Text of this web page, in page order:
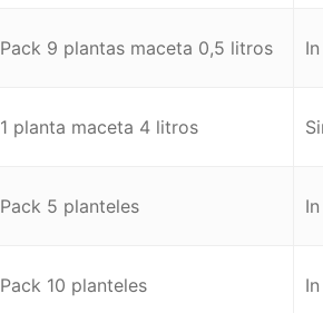
Pack 9 plantas maceta 0,5 litros
1 planta maceta 4 litros
Pack 5 planteles
Pack 10 planteles